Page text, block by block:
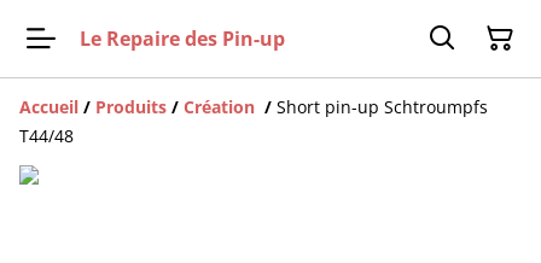
Le Repaire des Pin-up
Accueil / Produits / Création / Short pin-up Schtroumpfs
T44/48